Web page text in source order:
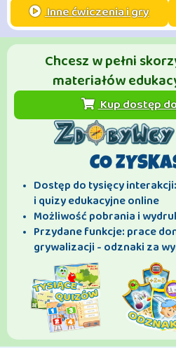
Inne ćwiczenia i gry
Chcesz w pełni
materiałów
Kup dostęp
CO
Dostęp do tysięcy
i quizy edukacyjne online
Możliwość pobrania i
Przydane funkcje: prace
grywalizacji - odznaki za